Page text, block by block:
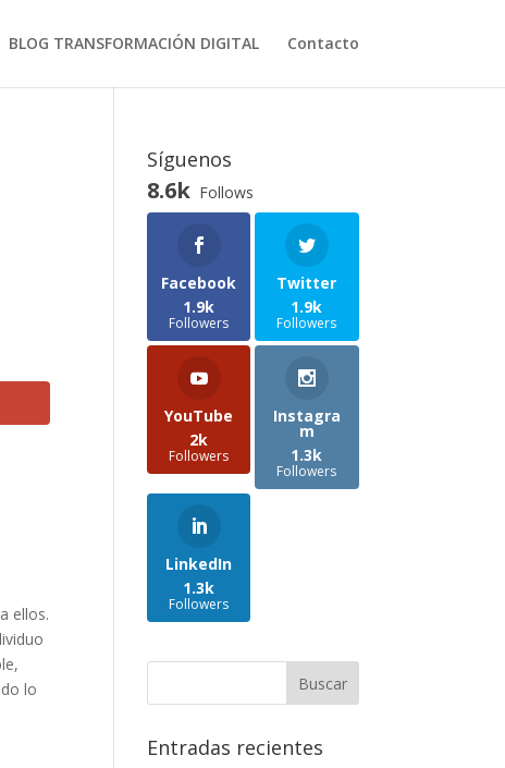
BLOG TRANSFORMACIÓN DIGITAL Contacto
ellos.
lo
Síguenos
8.6k Follows
Facebook
1.9k
Followers
Twitter
1.9k
Followers
YouTube
2k
Followers
Instagra
m
1.3k
Followers
LinkedIn
1.3k
Followers
Entradas recientes